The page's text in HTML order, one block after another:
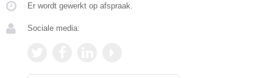
Er wordt gewerkt op afspraak.
Sociale media: